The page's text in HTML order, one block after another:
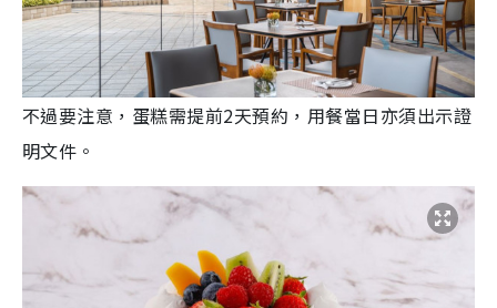
不過要注意，蛋糕需提前2天預約，用餐當日亦須出示證
明文件。